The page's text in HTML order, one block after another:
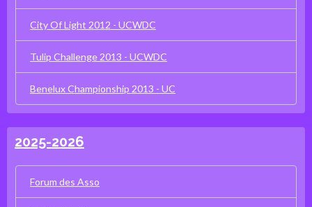
City Of Light 2012 - UCWDC
Tulip Challenge 2013 - UCWDC
Benelux Championship 2013 - UC
2025-2026
Forum des Asso